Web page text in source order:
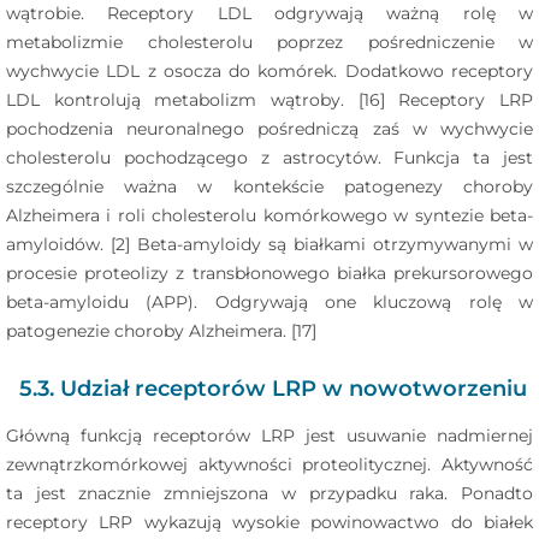
wątrobie. Receptory LDL odgrywają ważną rolę w
metabolizmie cholesterolu poprzez pośredniczenie w
wychwycie LDL z osocza do komórek. Dodatkowo receptory
LDL kontrolują metabolizm wątroby. [16] Receptory LRP
pochodzenia neuronalnego pośredniczą zaś w wychwycie
cholesterolu pochodzącego z astrocytów. Funkcja ta jest
szczególnie ważna w kontekście patogenezy choroby
Alzheimera i roli cholesterolu komórkowego w syntezie beta-
amyloidów. [2] Beta-amyloidy są białkami otrzymywanymi w
procesie proteolizy z transbłonowego białka prekursorowego
beta-amyloidu (APP). Odgrywają one kluczową rolę w
patogenezie choroby Alzheimera. [17]
5.3. Udział receptorów LRP w nowotworzeniu
Główną funkcją receptorów LRP jest usuwanie nadmiernej
zewnątrzkomórkowej aktywności proteolitycznej. Aktywność
ta jest znacznie zmniejszona w przypadku raka. Ponadto
receptory LRP wykazują wysokie powinowactwo do białek